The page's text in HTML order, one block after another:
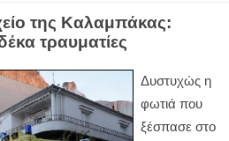
της Καλαμπάκας:
τραυματίες
Δυστυχώς η
φωτιά που
ξέσπασε στο